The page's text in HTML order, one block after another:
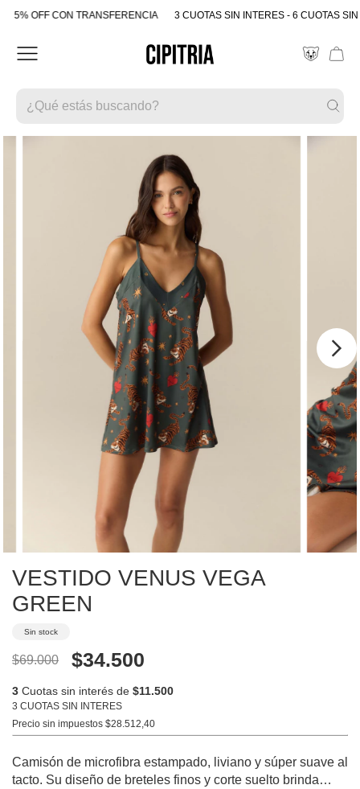
5% OFF CON TRANSFERENCIA 3 CUOTAS SIN INTERES - 6 CUOTAS
VESTIDO VENUS VEGA
GREEN
Sin stock
$69.000 $34.500
3 Cuotas sin interés de $11.500
3 CUOTAS SIN INTERES
Precio sin impuestos $28.512,40
Camisón de microfibra estampado, liviano y súper suave al
tacto. Su diseño de breteles finos y corte suelto brinda